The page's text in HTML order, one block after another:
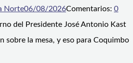
Norte06/08/2026Comentarios: 0
del Presidente José Antonio Kast
sobre la mesa, y eso para Coquimbo